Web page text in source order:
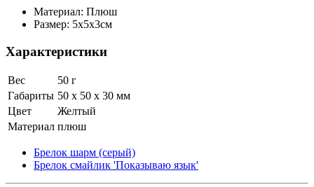
Материал: Плюш
Размер: 5х5х3см
Характеристики
Вес
50 г
Габариты 50 x 50 x 30 мм
Цвет
Желтый
Материал плюш
Брелок шарм (серый)
Брелок смайлик 'Показываю язык'